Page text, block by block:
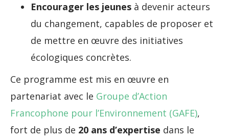
Encourager les jeunes à devenir acteurs
du changement, capables de proposer et
de mettre en œuvre des initiatives
écologiques concrètes.
Ce programme est mis en œuvre en
partenariat avec le Groupe d’Action
Francophone pour l’Environnement (GAFE),
fort de plus de 20 ans d’expertise dans le